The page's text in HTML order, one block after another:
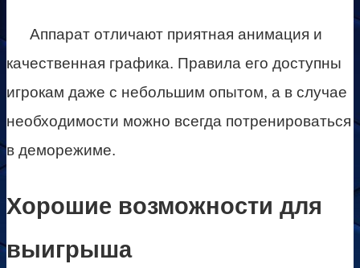
Аппарат отличают приятная анимация и
качественная графика. Правила его доступны
игрокам даже с небольшим опытом, а в случае
необходимости можно всегда потренироваться
в деморежиме.
Хорошие возможности для
выигрыша